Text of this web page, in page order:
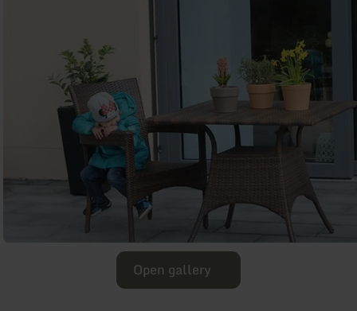
Open gallery